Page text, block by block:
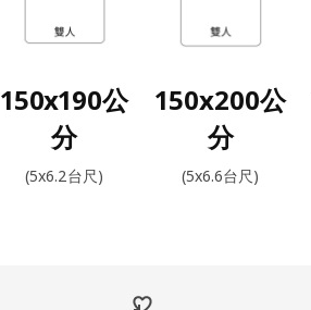
150x190公
分
(5x6.2台尺)
150x200公
分
(5x6.6台尺)